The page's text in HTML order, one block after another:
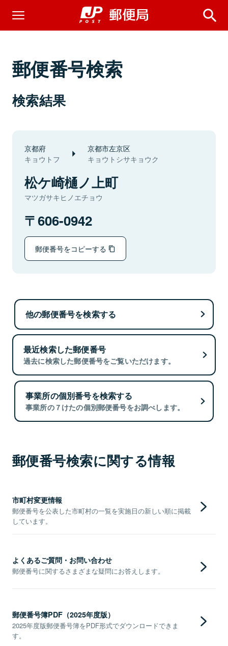
郵便番号検索
検索結果
京都府
キョウトフ
京都市左京区
キョウトシサキョウク
松ケ崎樋ノ上町
マツガサキヒノエチョウ
606-0942
郵便番号をコピーする
他の郵便番号を検索する
最近検索した郵便番号
過去に検索した郵便番号をご覧いただけます。
事業所の個別番号を検索する
事業所の７けたの個別郵便番号をお調べします。
郵便番号検索に関する情報
市町村変更情報
郵便番号を公表した市町村の一覧を実施日の新しい順に掲載
しています。
よくあるご質問・お問い合わせ
郵便番号に関するさまざまな疑問にお答えします。
郵便番号簿PDF（2025年度版）
2025年度版郵便番号簿をPDF形式でダウンロードできま
す。